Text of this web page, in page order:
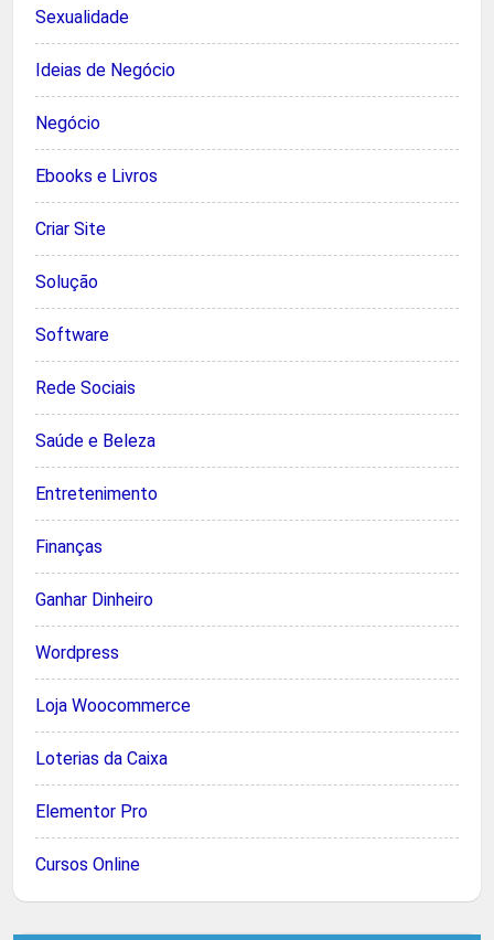
Sexualidade
Ideias de Negócio
Negócio
Ebooks e Livros
Criar Site
Solução
Software
Rede Sociais
Saúde e Beleza
Entretenimento
Finanças
Ganhar Dinheiro
Wordpress
Loja Woocommerce
Loterias da Caixa
Elementor Pro
Cursos Online